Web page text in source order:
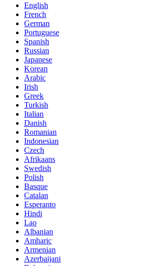
English
French
German
Portuguese
Spanish
Russian
Japanese
Korean
Arabic
Irish
Greek
Turkish
Italian
Danish
Romanian
Indonesian
Czech
Afrikaans
Swedish
Polish
Basque
Catalan
Esperanto
Hindi
Lao
Albanian
Amharic
Armenian
Azerbaijani